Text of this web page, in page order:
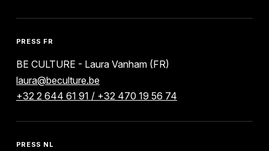
PRESS FR
BE CULTURE - Laura Vanham (FR)
laura@beculture.be
+32 2 644 61 91 / +32 470 19 56 74
PRESS NL